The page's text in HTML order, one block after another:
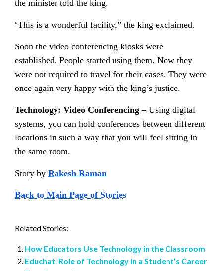
the minister told the king.
“This is a wonderful facility,” the king exclaimed.
Soon the video conferencing kiosks were
established. People started using them. Now they
were not required to travel for their cases. They were
once again very happy with the king’s justice.
Technology: Video Conferencing – Using digital
systems, you can hold conferences between different
locations in such a way that you will feel sitting in
the same room.
Story by Rakesh Raman
Back to Main Page of Stories
Related Stories:
How Educators Use Technology in the Classroom
Educhat: Role of Technology in a Student’s Career